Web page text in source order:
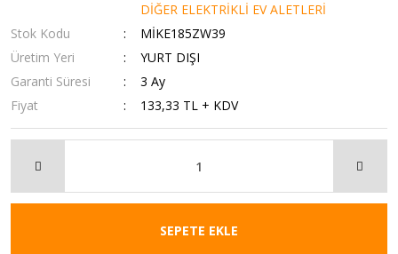
DİĞER ELEKTRİKLİ EV ALETLERİ
Stok Kodu
MİKE185ZW39
Üretim Yeri
YURT DIŞI
Garanti Süresi
3 Ay
Fiyat
133,33 TL + KDV
SEPETE EKLE